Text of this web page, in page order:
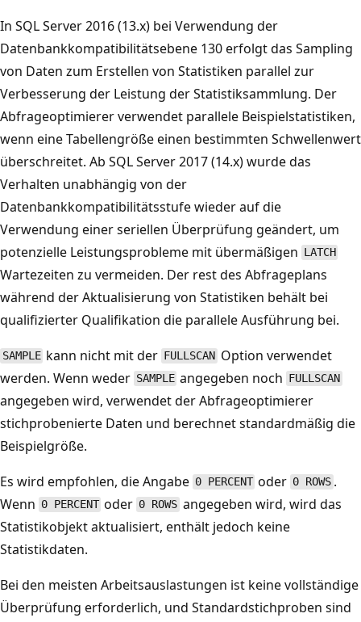
In SQL Server 2016 (13.x) bei Verwendung der
Datenbankkompatibilitätsebene 130 erfolgt das Sampling
von Daten zum Erstellen von Statistiken parallel zur
Verbesserung der Leistung der Statistiksammlung. Der
Abfrageoptimierer verwendet parallele Beispielstatistiken,
wenn eine Tabellengröße einen bestimmten Schwellenwert
überschreitet. Ab SQL Server 2017 (14.x) wurde das
Verhalten unabhängig von der
Datenbankkompatibilitätsstufe wieder auf die
Verwendung einer seriellen Überprüfung geändert, um
potenzielle Leistungsprobleme mit übermäßigen LATCH
Wartezeiten zu vermeiden. Der rest des Abfrageplans
während der Aktualisierung von Statistiken behält bei
qualifizierter Qualifikation die parallele Ausführung bei.
SAMPLE kann nicht mit der FULLSCAN Option verwendet
werden. Wenn weder SAMPLE angegeben noch FULLSCAN
angegeben wird, verwendet der Abfrageoptimierer
stichprobenierte Daten und berechnet standardmäßig die
Beispielgröße.
Es wird empfohlen, die Angabe 0 PERCENT oder 0 ROWS .
Wenn 0 PERCENT oder 0 ROWS angegeben wird, wird das
Statistikobjekt aktualisiert, enthält jedoch keine
Statistikdaten.
Bei den meisten Arbeitsauslastungen ist keine vollständige
Überprüfung erforderlich, und Standardstichproben sind